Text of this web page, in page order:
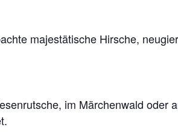
majestätische Hirsche,
im Märchenwald oder